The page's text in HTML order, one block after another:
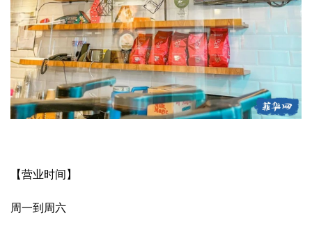
【营业时间】
周一到周六